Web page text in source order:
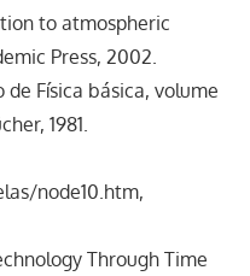
to atmospheric
Press, 2002.
de Física básica, volume
1981.
node10.htm,
Through Time